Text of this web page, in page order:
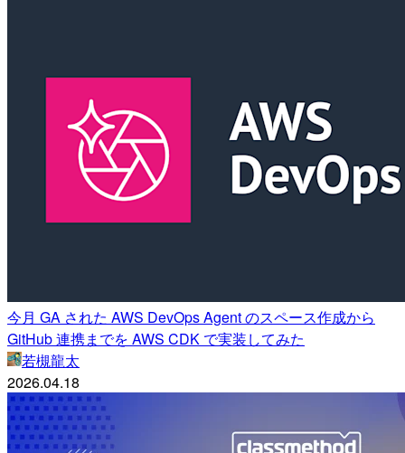
今月 GA された AWS DevOps Agent のスペース作成から
GitHub 連携までを AWS CDK で実装してみた
若槻龍太
2026.04.18